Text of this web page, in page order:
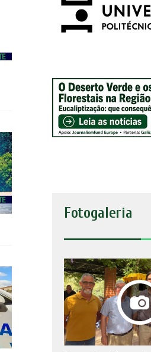
Fotogaleria